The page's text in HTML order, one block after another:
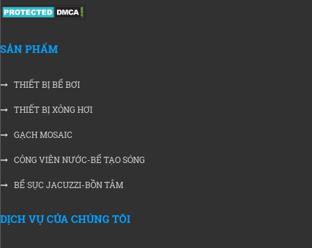
SẢN PHẨM
THIẾT BỊ BỂ BƠI
THIẾT BỊ XÔNG HƠI
GẠCH MOSAIC
CÔNG VIÊN NƯỚC-BỂ TẠO SÓNG
BỂ SỤC JACUZZI-BỒN TẮM
DỊCH VỤ CỦA CHÚNG TÔI